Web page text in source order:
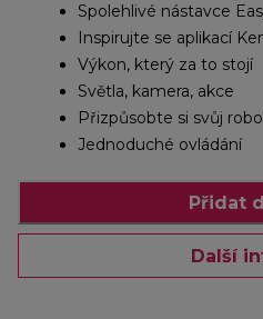
Spolehlivé nástavce
Inspirujte se aplikací
Výkon, který za to stojí
Světla, kamera, akce
Přizpůsobte si svůj
Jednoduché ovládání
Přidat
Další